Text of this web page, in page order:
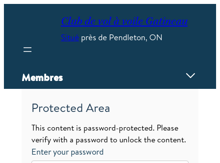
Club de vol à voile Gatineau
Situé près de Pendleton, ON
Membres
Aperçu
Snags
Click n’ Glide
La sécurité
Protected Area
This content is password-protected. Please
verify with a password to unlock the content.
Enter your password